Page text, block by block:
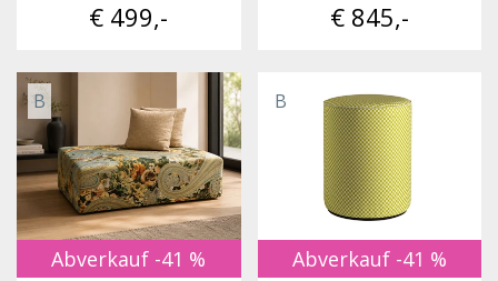
€ 845,-
€ 499,-
B
Abverkauf -41 %
B
Abverkauf -41 %